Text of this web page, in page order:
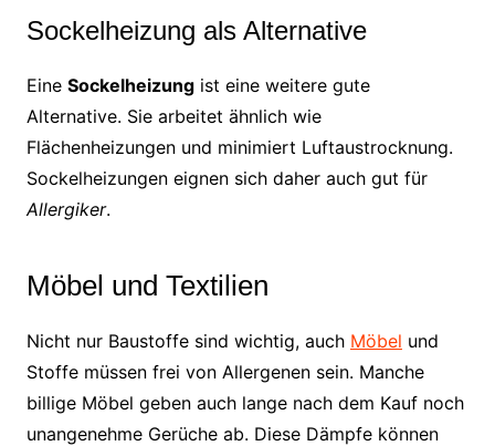
Sockelheizung als Alternative
Eine Sockelheizungist eine weitere gute
Alternative. Sie arbeitet ähnlich wie
Flächenheizungen und minimiert Luftaustrocknung.
Sockelheizungen eignen sich daher auch gut für
Allergiker.
Möbel und Textilien
Nicht nur Baustoffe sind wichtig, auch Möbel und
Stoffe müssen frei von Allergenen sein. Manche
billige Möbel geben auch lange nach dem Kauf noch
unangenehme Gerüche ab. Diese Dämpfe können